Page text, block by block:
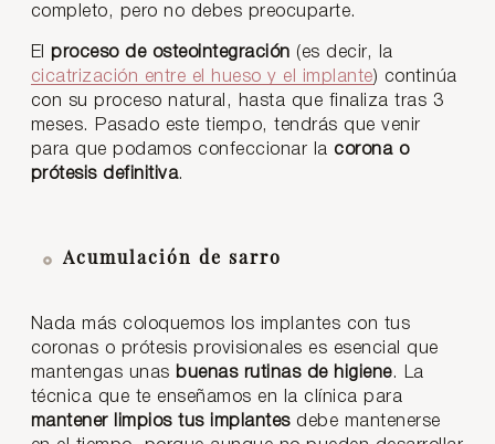
completo, pero no debes preocuparte.
Elproceso de osteointegración (es decir, la
cicatrización entre el hueso y el implante) continúa
con su proceso natural, hasta que finaliza tras 3
meses. Pasado este tiempo, tendrás que venir
para que podamos confeccionar la corona o
prótesis definitiva.
Acumulación de sarro
Nada más coloquemos los implantes con tus
coronas o prótesis provisionales es esencial que
mantengas unas buenas rutinas de higiene. La
técnica que te enseñamos en la clínica para
mantener limpios tus implantesdebe mantenerse